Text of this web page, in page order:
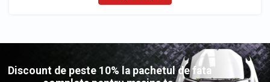
Discount de peste 10% la pachetul de fata